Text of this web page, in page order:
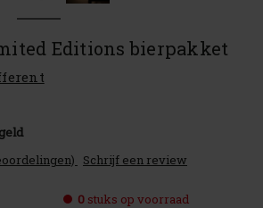
Editions bierpakket
Schrijf een review
0 stuks op voorraad